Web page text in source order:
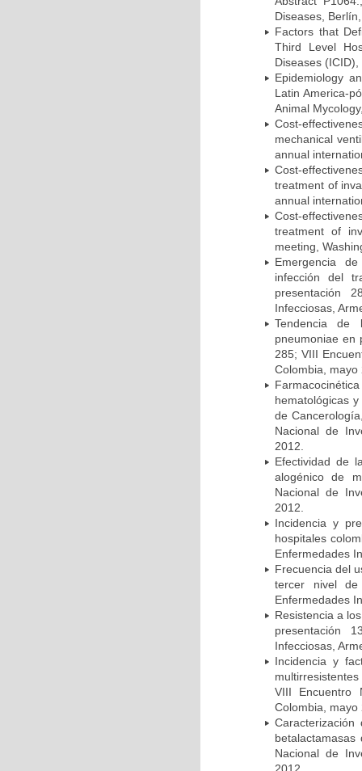
Diseases,
Factors that
Third Level
Diseases
Epidemiology
Latin America-
Animal
Cost-
mechanical
annual
Cost-
treatment of
annual
Cost-
treatment of
meeting,
Emergencia
infección del
presentación
Infecciosas,
Tendencia de
pneumoniae en
285; VIII
Colombia, mayo
hematológicas
de
Nacional de
2012.
Efectividad de
alogénico de
Nacional de
2012.
Incidencia y
hospitales
Enfermedades
Frecuencia del
tercer nivel de
Enfermedades
Resistencia a
presentación
Infecciosas,
Incidencia y
VIII Encuentro
Colombia, mayo
Nacional de
2012.